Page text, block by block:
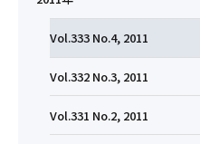
Vol.333 No.4, 2011
Vol.332 No.3, 2011
Vol.331 No.2, 2011